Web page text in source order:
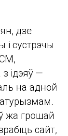
дзе
і сустрэчы
ідэяў —
на адной
жа грошай
сайт,